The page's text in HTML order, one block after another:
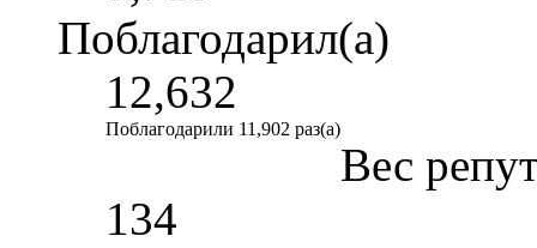
Поблагодарил(а)
12,632
Поблагодарили 11,902 раз(а)
Вес
134